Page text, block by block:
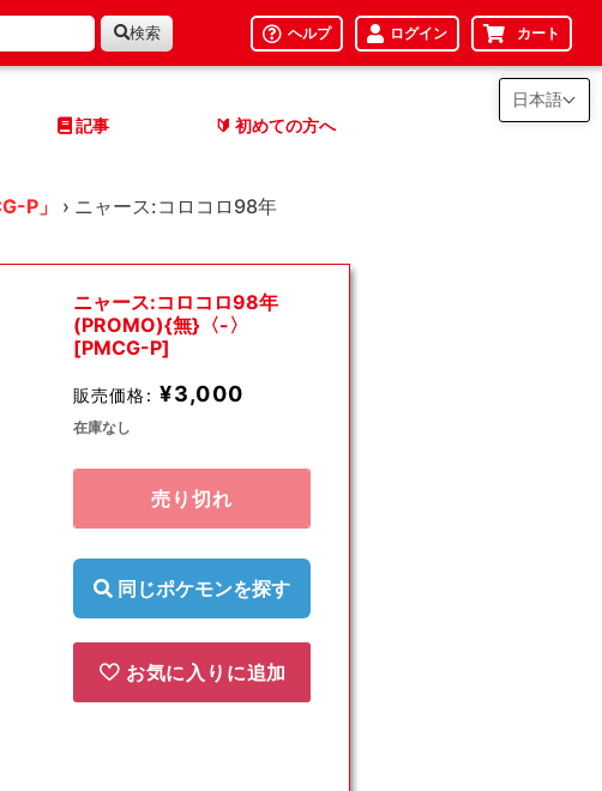
検索 ヘルプ ログイン カート
記事 🔰 初めての方へ
P」 › ニャース:コロコロ98年
ニャース:コロコロ98年
(PROMO){無}〈-〉
[PMCG-P]
販売価格: ¥3,000
在庫なし
売り切れ
同じポケモンを探す
お気に入りに追加
日本語